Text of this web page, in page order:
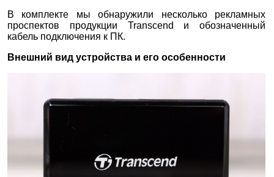
В комплекте мы обнаружили несколько рекламных
проспектов продукции Transcend и обозначенный
кабель подключения к ПК.
Внешний вид устройства и его особенности